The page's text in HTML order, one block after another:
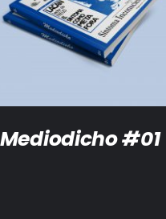
DETALLES
Mediodicho #01